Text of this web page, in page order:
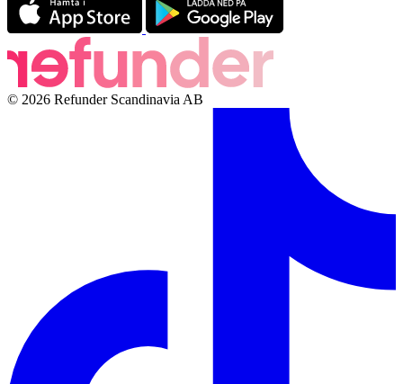
© 2026 Refunder Scandinavia AB